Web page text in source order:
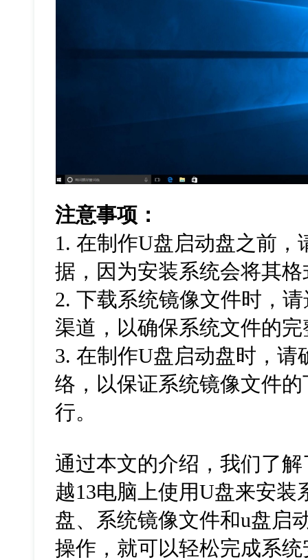
注意事项：
1. 在制作U盘启动盘之前
据，因为安装系统会将其格
2. 下载系统镜像文件时，
渠道，以确保系统文件的
3. 在制作U盘启动盘时，请
络，以保证系统镜像文件
行。
通过本文的介绍，我们了
越13电脑上使用U盘来安装
盘、系统镜像文件和u盘启
操作，就可以轻松完成系